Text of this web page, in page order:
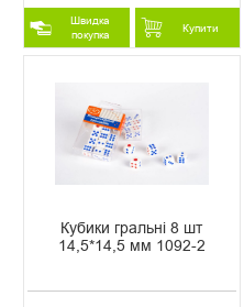
Швидка
покупка
Купити
Кубики гральні 8 шт
14,5*14,5 мм 1092-2